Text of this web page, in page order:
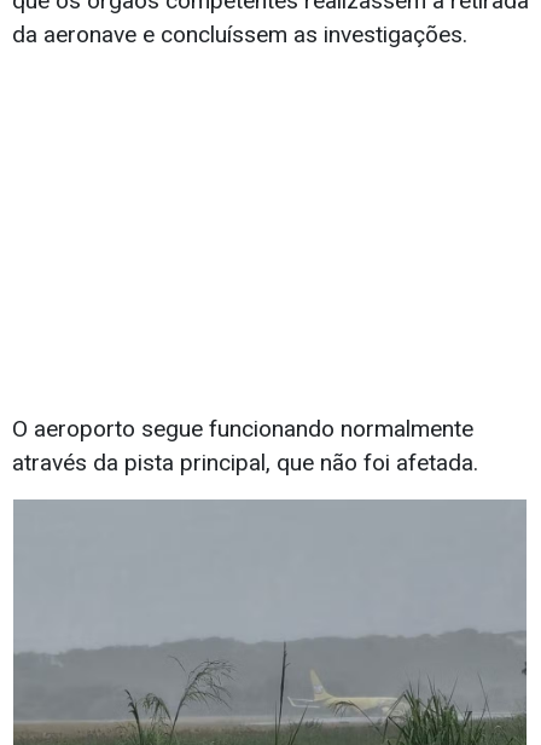
da aeronave e concluíssem as investigações.
O aeroporto segue funcionando normalmente
através da pista principal, que não foi afetada.